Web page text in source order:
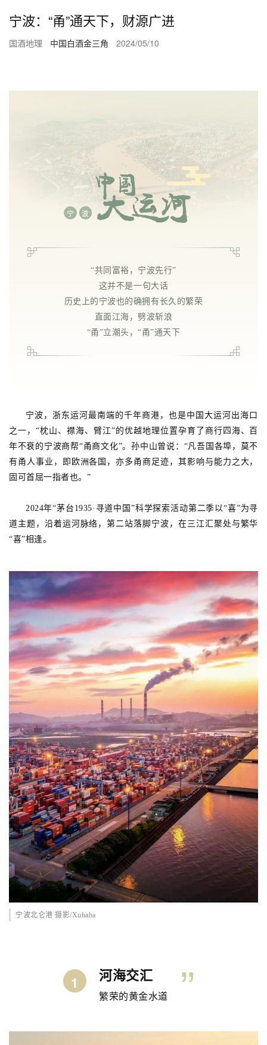
宁波：“甬”通天下，财源广进
国酒地理 中国白酒金三角 2024/05/10
宁 波
“共同富裕，宁波先行”
这并不是一句大话
历史上的宁波也的确拥有长久的繁荣
直面江海，劈波斩浪
“甬”立潮头，“甬”通天下
宁波，浙东运河最南端的千年商港，也是中国大运河出海口
之一，“枕山、襟海、臂江”的优越地理位置孕育了商行四海、百
年不衰的宁波商帮“甬商文化”。孙中山曾说：“凡吾国各埠，莫不
有甬人事业，即欧洲各国，亦多甬商足迹，其影响与能力之大，
固可首屈一指者也。”
2024年“茅台1935·寻道中国”科学探索活动第二季以“喜”为寻
道主题，沿着运河脉络，第二站落脚宁波，在三江汇聚处与繁华
“喜”相逢。
宁波北仑港 摄影/Xuhaha
1 河海交汇
繁荣的黄金水道 ”